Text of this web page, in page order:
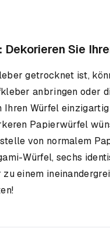
Dekorieren Sie
getrocknet ist,
anbringen oder
Ihren Würfel
Papierwürfel
von normalem
Würfel, sechs
einem